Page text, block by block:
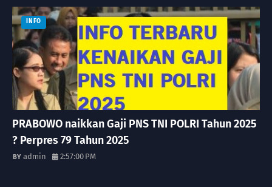
INFO
PRABOWO naikkan Gaji PNS TNI POLRI Tahun 2025
? Perpres 79 Tahun 2025
admin 2:57:00 PM